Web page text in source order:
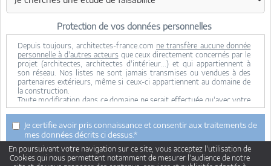
Protection de vos données personnelles
Depuis toujours, architectes-france.com ne transfère aucune donnée
personnelle à d'autres acteurs que ceux directement concernés par le
projet (architectes, architectes d'intérieur...) et qui appartiennent à
son réseau. Nos listes ne sont jamais transmises ou vendues à des
partenaires extérieurs, même si ceux-ci appartiennent au domaine de
la construction.
Toute modification dans ce domaine ne serait effectuée qu'avec votre
consentement.
Je consens à ce que mes données personnelles soient collectées pour
permettre à architectes-france de transférer votre projet aux
architectes. Seul Architectes-france, ses équipes internes et la
maitrise d'oeuvre concernée par le projet y ont accès. Aucune
transmission de données à des tiers à l'exclusion de ceux décrits ci
Je certifie avoir pris connaissance et consentir aux traitements de
mes données décrits ci dessus.*
En poursuivant votre navigation sur ce site, vous acceptez l'utilisation de
Cookies qui nous permettent notamment de mesurer l'audience de notre